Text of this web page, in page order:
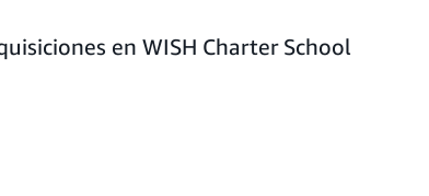
en WISH Charter School